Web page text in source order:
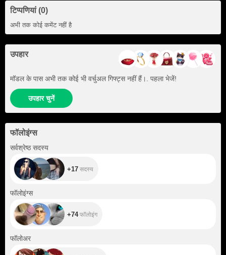
टिप्पणियां (0)
अभी तक कोई कमेंट नहीं है
उपहार
मॉडल के पास अभी तक कोई भी वर्चुअल गिफ्ट्स नहीं हैं।. पहला भेजें!
उपहार चुनें
फॉलोइंग्स
सर्वश्रेष्ठ सदस्य
+17 सदस्य
फॉलोइंग्स
+74फॉलोइंग
फॉलोअर